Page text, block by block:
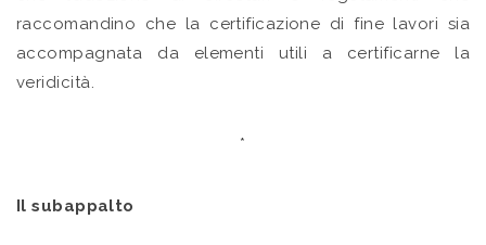
raccomandino che la certificazione di fine lavori sia
accompagnata da elementi utili a certificarne la
veridicità.
*
Il subappalto